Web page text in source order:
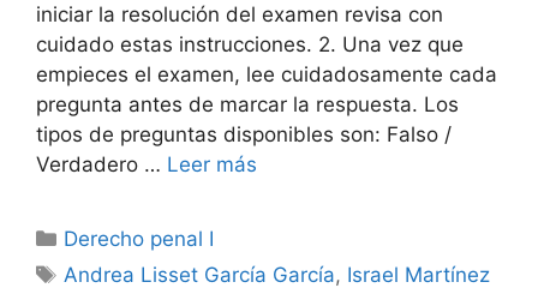
iniciar la resolución del examen revisa con
cuidado estas instrucciones. 2. Una vez que
empieces el examen, lee cuidadosamente cada
pregunta antes de marcar la respuesta. Los
tipos de preguntas disponibles son: Falso /
Verdadero … Leer más
Categorías
Derecho penal I
Etiquetas
Andrea Lisset García García, Israel Martínez